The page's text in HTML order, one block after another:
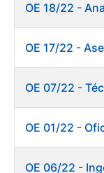
OE 18/22 -
OE 17/22 -